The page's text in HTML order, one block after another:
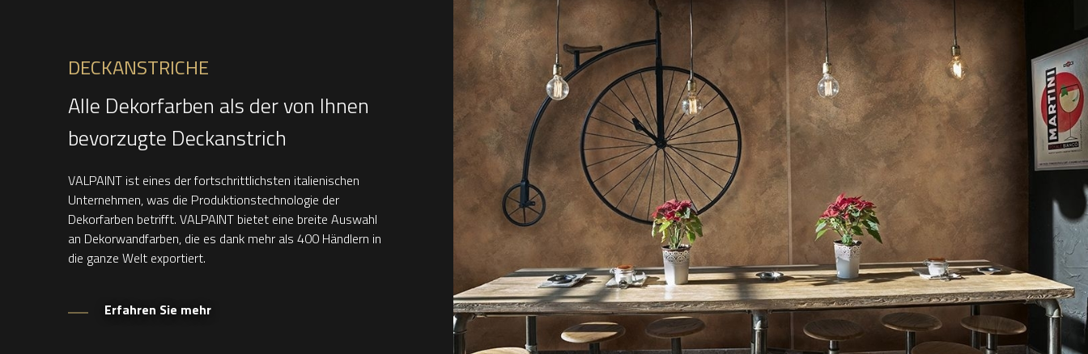
DECKANSTRICHE
Alle Dekorfarben als der von Ihnen
bevorzugte Deckanstrich
VALPAINT ist eines der fortschrittlichsten italienischen
Unternehmen, was die Produktionstechnologie der
Dekorfarben betrifft. VALPAINT bietet eine breite Auswahl
an Dekorwandfarben, die es dank mehr als 400 Händlern in
die ganze Welt exportiert.
Erfahren Sie mehr